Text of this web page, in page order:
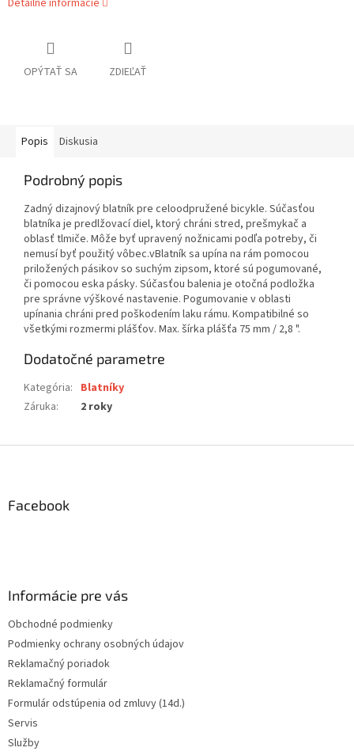
Detailné informácie
OPÝTAŤ SA ZDIEĽAŤ
Popis Diskusia
Podrobný popis
Zadný dizajnový blatník pre celoodpružené bicykle. Súčasťou
blatníka je predlžovací diel, ktorý chráni stred, prešmykač a
oblasť tlmiče. Môže byť upravený nožnicami podľa potreby, či
nemusí byť použitý vôbec.vBlatník sa upína na rám pomocou
priložených pásikov so suchým zipsom, ktoré sú pogumované,
či pomocou eska pásky. Súčasťou balenia je otočná podložka
pre správne výškové nastavenie. Pogumovanie v oblasti
upínania chráni pred poškodením laku rámu. Kompatibilné so
všetkými rozmermi plášťov. Max. šírka plášťa 75 mm / 2,8 ".
Dodatočné parametre
Kategória: Blatníky
Záruka: 2 roky
Facebook
Informácie pre vás
Obchodné podmienky
Podmienky ochrany osobných údajov
Reklamačný poriadok
Reklamačný formulár
Formulár odstúpenia od zmluvy (14d.)
Servis
Služby